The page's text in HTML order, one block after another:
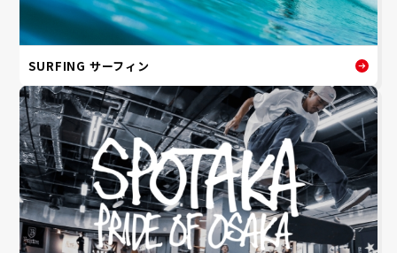
SURFING サーフィン